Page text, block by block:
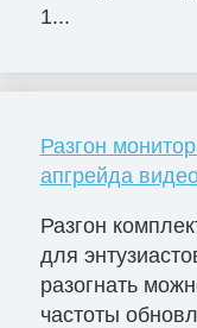
1...
Разгон
апгрейда
Разгон
для
разогнать
частоты